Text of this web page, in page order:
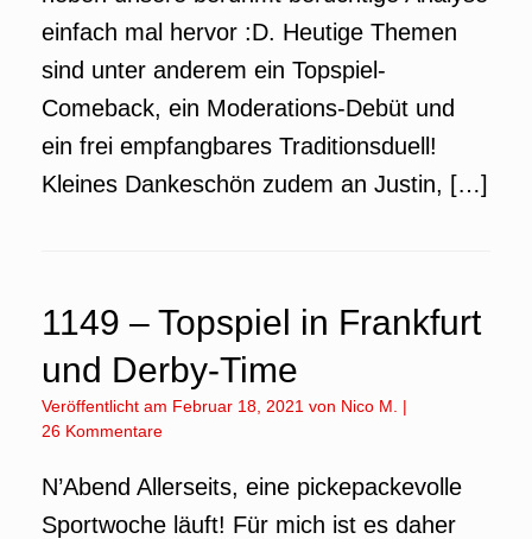
einfach mal hervor :D. Heutige Themen
sind unter anderem ein Topspiel-
Comeback, ein Moderations-Debüt und
ein frei empfangbares Traditionsduell!
Kleines Dankeschön zudem an Justin, […]
1149 – Topspiel in Frankfurt
und Derby-Time
Veröffentlicht am Februar 18, 2021 von Nico M.
|
26 Kommentare
N’Abend Allerseits, eine pickepackevolle
Sportwoche läuft! Für mich ist es daher